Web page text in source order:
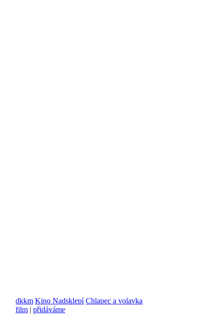
dkkm Kino Nadsklepí Chlapec a volavka
film | přidáváme